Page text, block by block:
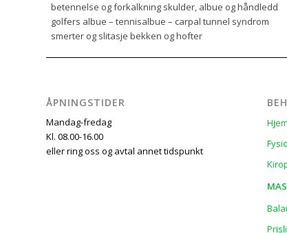
betennelse og forkalkning skulder, albue og håndledd
golfers albue – tennisalbue – carpal tunnel syndrom
smerter og slitasje bekken og hofter
ÅPNINGSTIDER
Mandag-fredag
Kl. 08.00-16.00
eller ring oss og avtal annet tidspunkt
Hjem